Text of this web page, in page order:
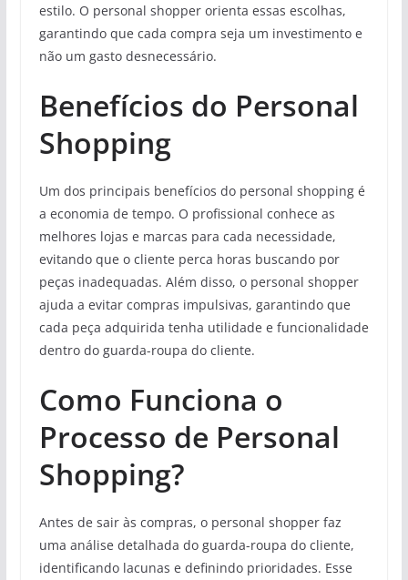
estilo. O personal shopper orienta essas escolhas,
garantindo que cada compra seja um investimento e
não um gasto desnecessário.
Benefícios do Personal
Shopping
Um dos principais benefícios do personal shopping é
a economia de tempo. O profissional conhece as
melhores lojas e marcas para cada necessidade,
evitando que o cliente perca horas buscando por
peças inadequadas. Além disso, o personal shopper
ajuda a evitar compras impulsivas, garantindo que
cada peça adquirida tenha utilidade e funcionalidade
dentro do guarda-roupa do cliente.
Como Funciona o
Processo de Personal
Shopping?
Antes de sair às compras, o personal shopper faz
uma análise detalhada do guarda-roupa do cliente,
identificando lacunas e definindo prioridades. Esse